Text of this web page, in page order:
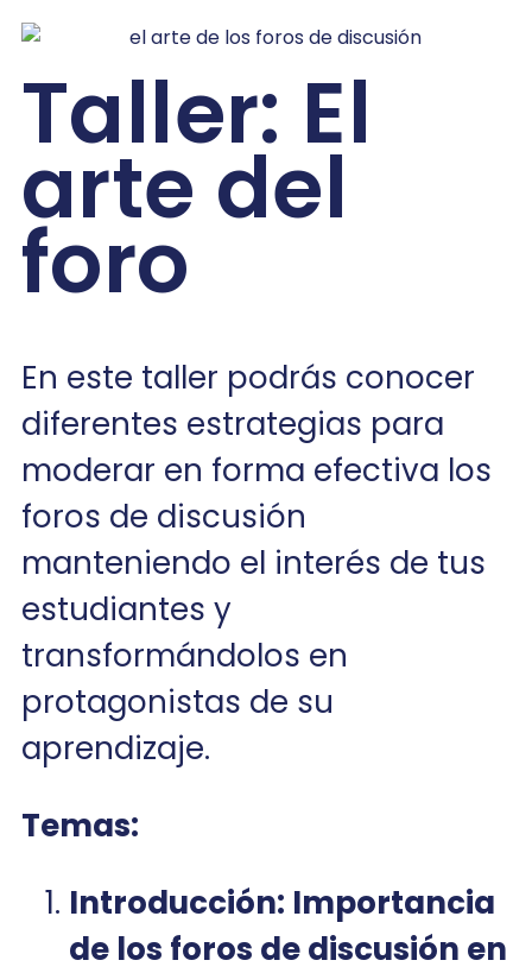
Taller: El
arte del
foro
En este taller podrás conocer
diferentes estrategias para
moderar en forma efectiva los
foros de discusión
manteniendo el interés de tus
estudiantes y
transformándolos en
protagonistas de su
aprendizaje.
Temas:
Introducción: Importancia
de los foros de discusión en